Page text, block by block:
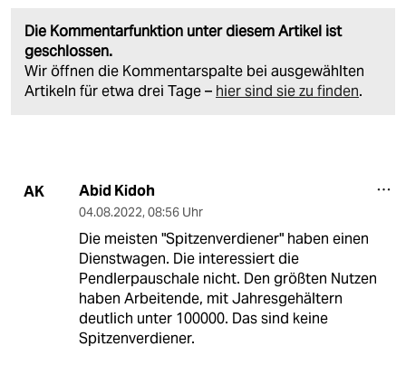
Die Kommentarfunktion unter diesem Artikel ist
geschlossen.
Wir öffnen die Kommentarspalte bei ausgewählten
Artikeln für etwa drei Tage – hier sind sie zu finden.
AK Abid Kidoh
04.08.2022, 08:56 Uhr
Die meisten "Spitzenverdiener" haben einen
Dienstwagen. Die interessiert die
Pendlerpauschale nicht. Den größten Nutzen
haben Arbeitende, mit Jahresgehältern
deutlich unter 100000. Das sind keine
Spitzenverdiener.